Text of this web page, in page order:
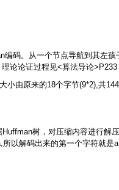
码。从一个节点导航到其左
论论证过程见<算法导论>P233
由原来的18个字节(9*2),共
树，对压缩内容进行解
以解码出来的第一个字符就